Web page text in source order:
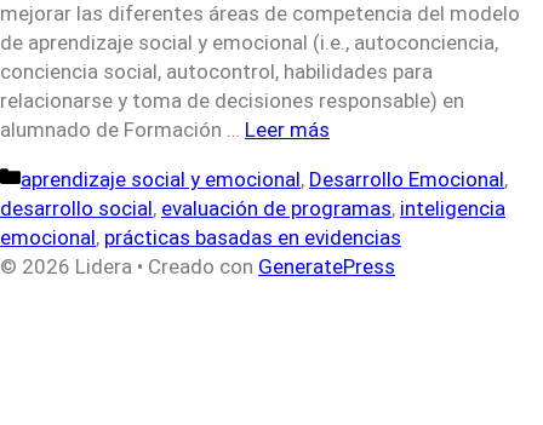
mejorar las diferentes áreas de competencia del modelo
de aprendizaje social y emocional (i.e., autoconciencia,
conciencia social, autocontrol, habilidades para
relacionarse y toma de decisiones responsable) en
alumnado de Formación … Leer más
Categorías
aprendizaje social y emocional, Desarrollo Emocional,
desarrollo social, evaluación de programas, inteligencia
emocional, prácticas basadas en evidencias
© 2026 Lidera • Creado con GeneratePress